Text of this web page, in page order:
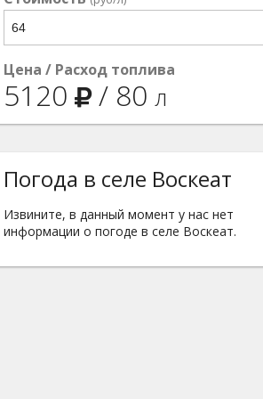
Цена / Расход топлива
5120 / 80 л
Погода в селе Воскеат
Извините, в данный момент у нас нет
информации о погоде в селе Воскеат.